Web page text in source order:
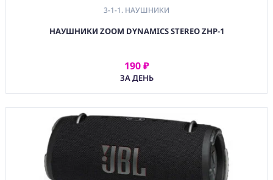
3-1-1. НАУШНИКИ
НАУШНИКИ ZOOM DYNAMICS STEREO ZHP-1
190 ₽
ЗА ДЕНЬ
АРЕНДОВАТЬ